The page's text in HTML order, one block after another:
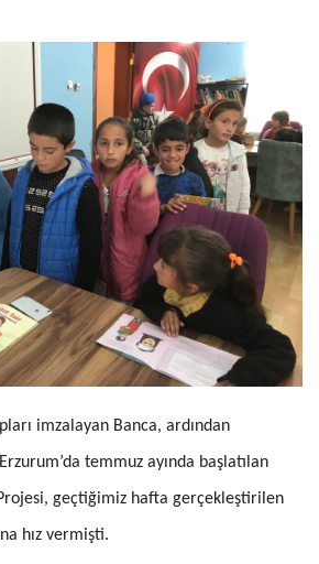
imzalayan Banca, ardından
temmuz ayında başlatılan
geçtiğimiz hafta gerçekleştirilen
hız vermişti.